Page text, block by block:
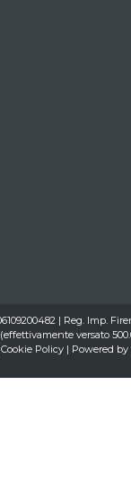
| Reg. Imp.
(effettivamente versato
Cookie Policy| Powered by